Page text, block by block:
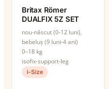
Britax Römer
DUALFIX 5Z SET
nou-născut (0-12 luni),
bebeluș (9 luni-4 ani)
0–18 kg
isofix-support-leg
i-Size